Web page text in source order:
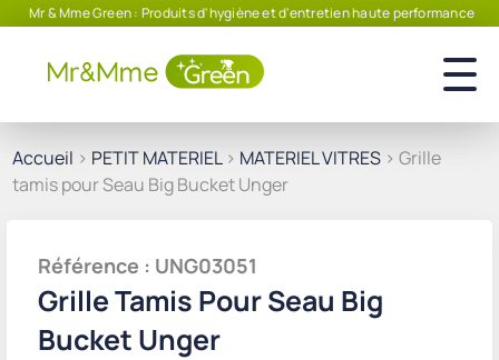
Mr & Mme Green : Produits d'hygiène et d'entretien haute performance
Accueil > PETIT MATERIEL> MATERIEL VITRES > Grille
tamis pour Seau Big Bucket Unger
Référence : UNG03051
Grille Tamis Pour Seau Big
Bucket Unger